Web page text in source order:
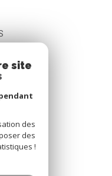
site
des
des
!